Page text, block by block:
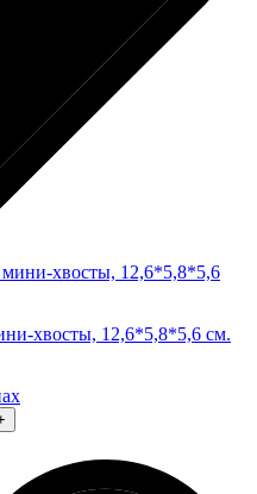
хвосты, 12,6*5,8*5,6 см.